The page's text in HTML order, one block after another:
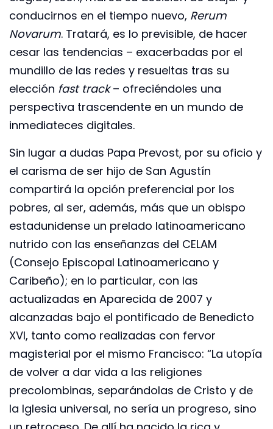
conducirnos en el tiempo nuevo, Rerum
Novarum. Tratará, es lo previsible, de hacer
cesar las tendencias – exacerbadas por el
mundillo de las redes y resueltas tras su
elección fast track– ofreciéndoles una
perspectiva trascendente en un mundo de
inmediateces digitales.
Sin lugar a dudas Papa Prevost, por su oficio y
el carisma de ser hijo de San Agustín
compartirá la opción preferencial por los
pobres, al ser, además, más que un obispo
estadunidense un prelado latinoamericano
nutrido con las enseñanzas del CELAM
(Consejo Episcopal Latinoamericano y
Caribeño); en lo particular, con las
actualizadas en Aparecida de 2007 y
alcanzadas bajo el pontificado de Benedicto
XVI, tanto como realizadas con fervor
magisterial por el mismo Francisco: “La utopía
de volver a dar vida a las religiones
precolombinas, separándolas de Cristo y de
la Iglesia universal, no sería un progreso, sino